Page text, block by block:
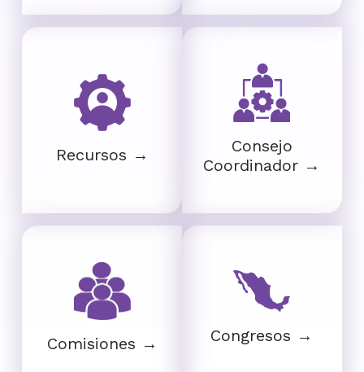
Recursos →
Consejo
Coordinador →
Comisiones → Congresos →